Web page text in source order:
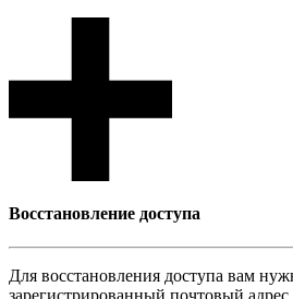
Восcтановление доступа
Для восcтановления доступа вам